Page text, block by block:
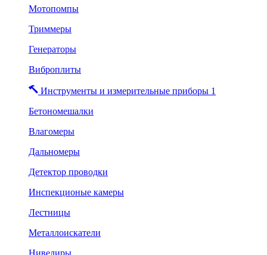
Мотопомпы
Триммеры
Генераторы
Виброплиты
Инструменты и измерительные приборы 1
Бетономешалки
Влагомеры
Дальномеры
Детектор проводки
Инспекционые камеры
Лестницы
Металлоискатели
Нивелиры